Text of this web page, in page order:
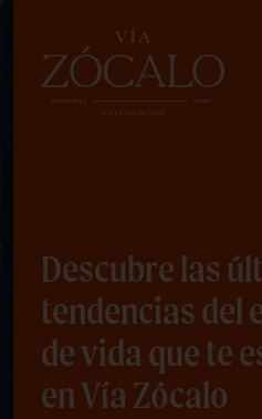
Descubre las
tendencias del
de vida que te
en Vía Zócalo